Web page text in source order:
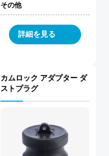
その他
詳細を見る
カムロック アダプター ダ
ストプラグ